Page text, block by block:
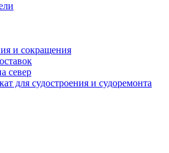
и сокращения
север
для судостроения и судоремонта